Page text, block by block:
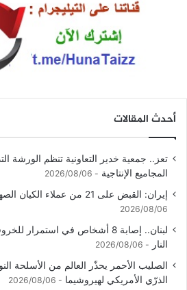
أحدث المقالات
تعز.. جمعية خدير التعاونية تنظم الورشة
المجاميع الإنتاجية
2026/08/06
إيران: القبض على 21 من عملاء الكيان الصهيوني في محافظة كرمان
2026/08/06
لبنان.. إصابة 8 أشخاص في
النار
2026/08/06
الصليب الأحمر يحذّر العالم من الأسلحة
الذرّي الأمريكي لهيروشيما
2026/08/06